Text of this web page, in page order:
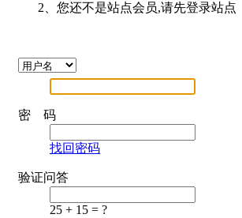
2、您还不是站点会员,请先登录站点
密 码
找回密码
验证问答
25 + 15 = ?